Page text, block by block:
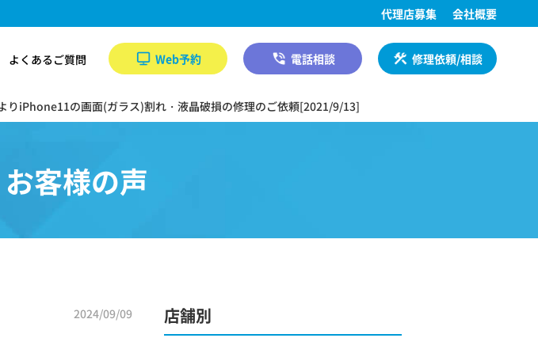
代理店募集 会社概要
よくあるご質問 Web予約 電話相談 修理依頼/相談
りiPhone11の画面(ガラス)割れ・液晶破損の修理のご依頼[2021/9/13]
客様の声
2024/09/09 店舗別